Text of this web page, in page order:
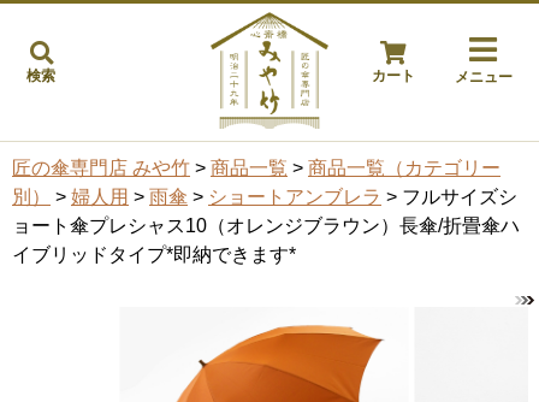
検索 カート メニュー
匠の傘専門店 みや竹 > 商品一覧 > 商品一覧（カテゴリー
別）
> 婦人用 > 雨傘 > ショートアンブレラ > フルサイズシ
ョート傘プレシャス10（オレンジブラウン）長傘/折畳傘ハ
イブリッドタイプ*即納できます*